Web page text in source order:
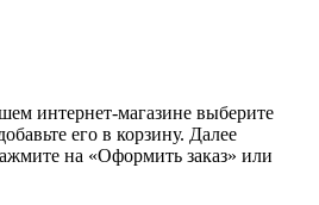
интернет-магазине выберите
его в корзину. Далее
на «Оформить заказ» или